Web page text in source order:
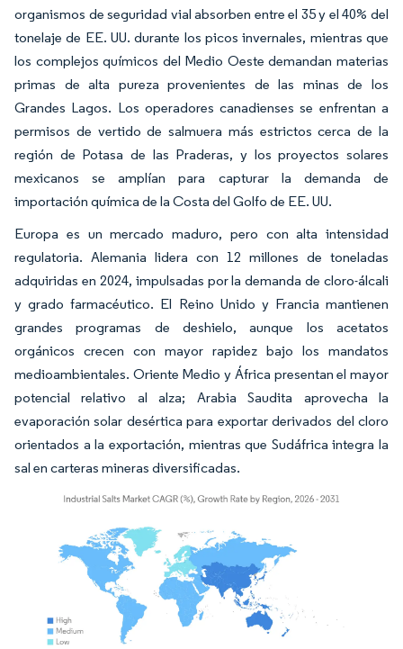
organismos de seguridad vial absorben entre el 35 y el 40% del
tonelaje de EE. UU. durante los picos invernales, mientras que
los complejos químicos del Medio Oeste demandan materias
primas de alta pureza provenientes de las minas de los
Grandes Lagos. Los operadores canadienses se enfrentan a
permisos de vertido de salmuera más estrictos cerca de la
región de Potasa de las Praderas, y los proyectos solares
mexicanos se amplían para capturar la demanda de
importación química de la Costa del Golfo de EE. UU.
Europa es un mercado maduro, pero con alta intensidad
regulatoria. Alemania lidera con 12 millones de toneladas
adquiridas en 2024, impulsadas por la demanda de cloro-álcali
y grado farmacéutico. El Reino Unido y Francia mantienen
grandes programas de deshielo, aunque los acetatos
orgánicos crecen con mayor rapidez bajo los mandatos
medioambientales. Oriente Medio y África presentan el mayor
potencial relativo al alza; Arabia Saudita aprovecha la
evaporación solar desértica para exportar derivados del cloro
orientados a la exportación, mientras que Sudáfrica integra la
sal en carteras mineras diversificadas.